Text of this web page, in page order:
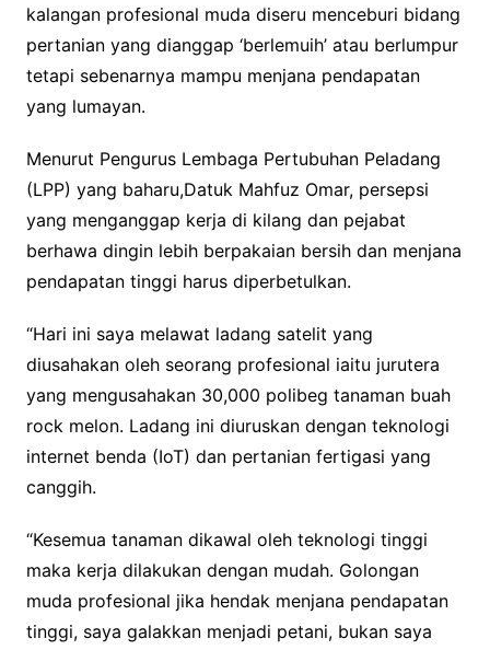
kalangan profesional muda diseru menceburi bidang
pertanian yang dianggap ‘berlemuih’ atau berlumpur
tetapi sebenarnya mampu menjana pendapatan
yang lumayan.
Menurut Pengurus Lembaga Pertubuhan Peladang
(LPP) yang baharu,Datuk Mahfuz Omar, persepsi
yang menganggap kerja di kilang dan pejabat
berhawa dingin lebih berpakaian bersih dan menjana
pendapatan tinggi harus diperbetulkan.
“Hari ini saya melawat ladang satelit yang
diusahakan oleh seorang profesional iaitu jurutera
yang mengusahakan 30,000 polibeg tanaman buah
rock melon. Ladang ini diuruskan dengan teknologi
internet benda (IoT) dan pertanian fertigasi yang
canggih.
“Kesemua tanaman dikawal oleh teknologi tinggi
maka kerja dilakukan dengan mudah. Golongan
muda profesional jika hendak menjana pendapatan
tinggi, saya galakkan menjadi petani, bukan saya